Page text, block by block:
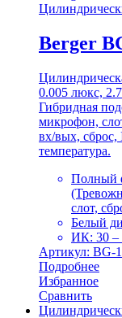
Berger
0.005 люкс,
Гибридная
микрофон,
вх/вых, сброс,
температура.
Полный
слот,
Белый
ИК: 30 –
Артикул: BG-
Подробнее
Избранное
Сравнить